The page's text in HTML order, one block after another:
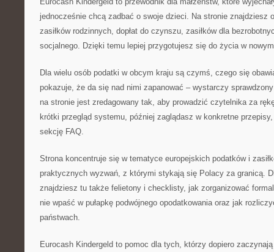
jednocześnie chcą zadbać o swoje dzieci. Na stronie znajdziesz
zasiłków rodzinnych, dopłat do czynszu, zasiłków dla
socjalnego. Dzięki temu lepiej przygotujesz się do życia w
Dla wielu osób podatki w obcym kraju są czymś, czego się
pokazuje, że da się nad nimi zapanować – wystarczy
na stronie jest zredagowany tak, aby prowadzić czytelnika za
krótki przegląd systemu, później zaglądasz w konkretne
sekcję FAQ.
Strona koncentruje się w tematyce europejskich podatków i
praktycznych wyzwań, z którymi stykają się Polacy za granicą.
znajdziesz tu także felietony i checklisty, jak zorganizować
nie wpaść w pułapkę podwójnego opodatkowania oraz jak
państwach.
Eurocash Kindergeld to pomoc dla tych, którzy dopiero